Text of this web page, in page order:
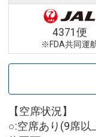
4371便
※FDA共同運
【空席状況】
○:空席あり(9席